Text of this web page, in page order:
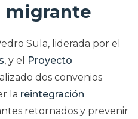
migrante
Sula, liderada por el
, y el
Proyecto
dos convenios
la reintegración
retornados y prevenir